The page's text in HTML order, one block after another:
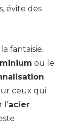
évite des
fantaisie.
ou le
ceux qui
acier